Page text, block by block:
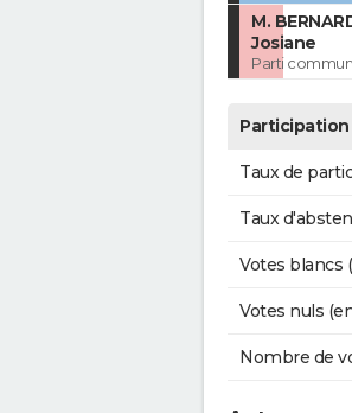
M.
Josiane
Parti
Taux de
Taux
Votes blancs
Votes nuls
Nombre de